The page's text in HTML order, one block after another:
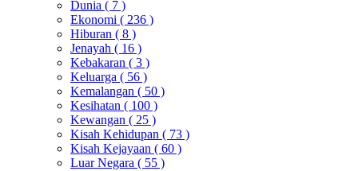
Dunia ( 7 )
Ekonomi ( 236 )
Hiburan ( 8 )
Jenayah ( 16 )
Kebakaran ( 3 )
Keluarga ( 56 )
Kemalangan ( 50 )
Kesihatan ( 100 )
Kewangan ( 25 )
Kisah Kehidupan ( 73 )
Kisah Kejayaan ( 60 )
Luar Negara ( 55 )